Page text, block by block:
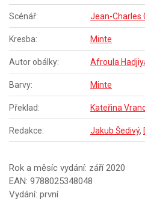
Scénář: Jean-Charles
Kresba: Minte
Autor obálky: Afroula
Barvy: Minte
Překlad: Kateřina
Redakce: Jakub Šedivý,
Rok a měsíc vydání: září 2020
EAN: 9788025348048
Vydání: první